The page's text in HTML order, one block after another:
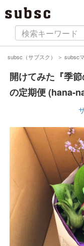
subsc（サブスク） ＞ subsc
開けてみた『季
の定期便 (hana-